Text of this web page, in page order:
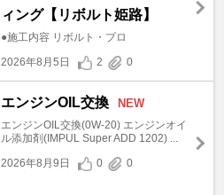
ィング【リボルト姫路】
●施工内容 リボルト・プロ
2026年8月5日
2 0
エンジンOIL交換 NEW
エンジンOIL交換(0W-20) エンジンオイ
ル添加剤(IMPUL Super ADD 1202) ...
2026年8月9日
0 0